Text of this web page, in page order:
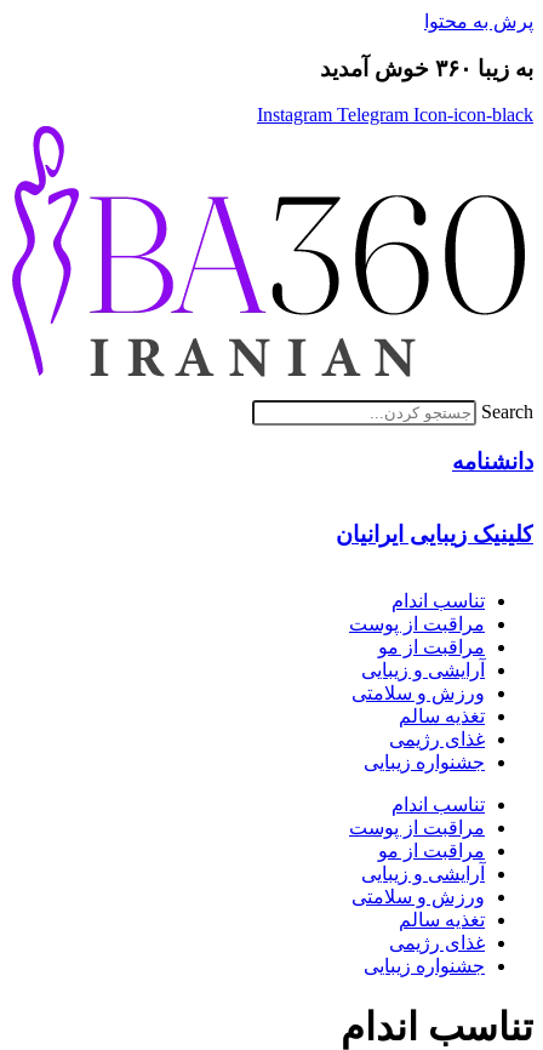
پرش به محتوا
به زیبا ۳۶۰ خوش آمدید
Instagram Telegram Icon-icon-black
Search
دانشنامه
کلینیک زیبایی ایرانیان
تناسب اندام
مراقبت از پوست
مراقبت از مو
آرایشی و زیبایی
ورزش و سلامتی
تغذیه سالم
غذای رژیمی
جشنواره زیبایی
تناسب اندام
مراقبت از پوست
مراقبت از مو
آرایشی و زیبایی
ورزش و سلامتی
تغذیه سالم
غذای رژیمی
جشنواره زیبایی
تناسب اندام